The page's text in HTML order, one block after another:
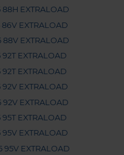
88H EXTRALOAD
86V EXTRALOAD
88V EXTRALOAD
92T EXTRALOAD
92T EXTRALOAD
92V EXTRALOAD
92V EXTRALOAD
95T EXTRALOAD
95V EXTRALOAD
95V EXTRALOAD